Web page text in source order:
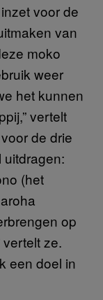
voor de
van
moko
weer
het kunnen
vertelt
de drie
(het
op
ze.
een doel in